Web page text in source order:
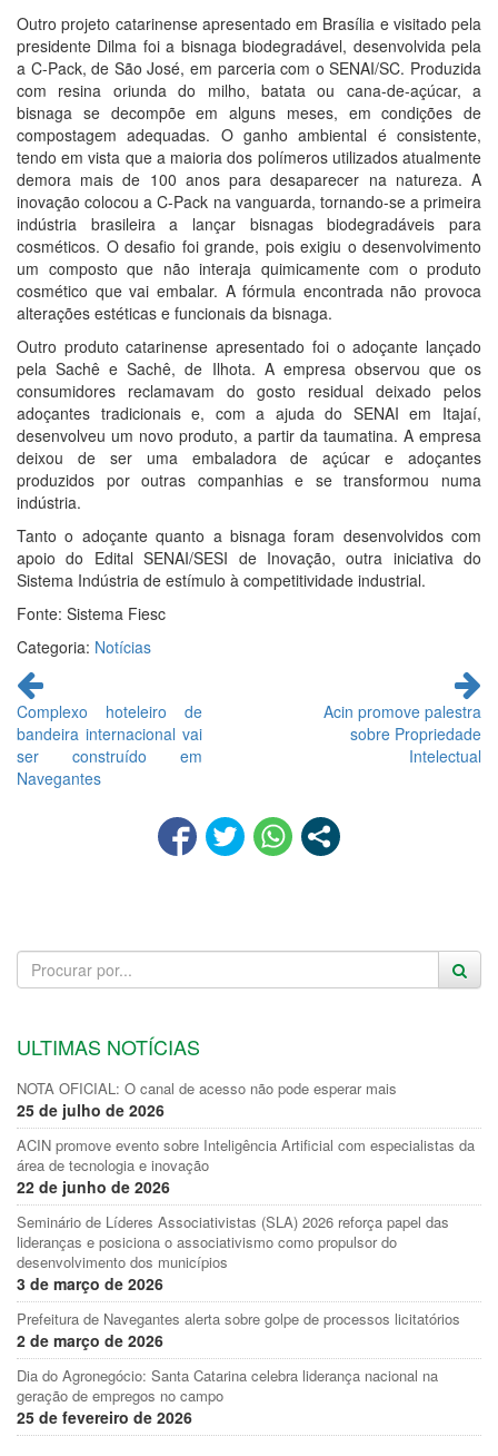
Outro projeto catarinense apresentado em Brasília e visitado pela
presidente Dilma foi a bisnaga biodegradável, desenvolvida pela
a C-Pack, de São José, em parceria com o SENAI/SC. Produzida
com resina oriunda do milho, batata ou cana-de-açúcar, a
bisnaga se decompõe em alguns meses, em condições de
compostagem adequadas. O ganho ambiental é consistente,
tendo em vista que a maioria dos polímeros utilizados atualmente
demora mais de 100 anos para desaparecer na natureza. A
inovação colocou a C-Pack na vanguarda, tornando-se a primeira
indústria brasileira a lançar bisnagas biodegradáveis para
cosméticos. O desafio foi grande, pois exigiu o desenvolvimento
um composto que não interaja quimicamente com o produto
cosmético que vai embalar. A fórmula encontrada não provoca
alterações estéticas e funcionais da bisnaga.
Outro produto catarinense apresentado foi o adoçante lançado
pela Sachê e Sachê, de Ilhota. A empresa observou que os
consumidores reclamavam do gosto residual deixado pelos
adoçantes tradicionais e, com a ajuda do SENAI em Itajaí,
desenvolveu um novo produto, a partir da taumatina. A empresa
deixou de ser uma embaladora de açúcar e adoçantes
produzidos por outras companhias e se transformou numa
indústria.
Tanto o adoçante quanto a bisnaga foram desenvolvidos com
apoio do Edital SENAI/SESI de Inovação, outra iniciativa do
Sistema Indústria de estímulo à competitividade industrial.
Fonte: Sistema Fiesc
Categoria: Notícias
Continue
lendo
Complexo hoteleiro de
bandeira internacional vai
ser construído em
Navegantes
Acin promove palestra
sobre Propriedade
Intelectual
ULTIMAS NOTÍCIAS
NOTA OFICIAL: O canal de acesso não pode esperar mais
25 de julho de 2026
ACIN promove evento sobre Inteligência Artificial com especialistas da
área de tecnologia e inovação
22 de junho de 2026
Seminário de Líderes Associativistas (SLA) 2026 reforça papel das
lideranças e posiciona o associativismo como propulsor do
desenvolvimento dos municípios
3 de março de 2026
Prefeitura de Navegantes alerta sobre golpe de processos licitatórios
2 de março de 2026
Dia do Agronegócio: Santa Catarina celebra liderança nacional na
geração de empregos no campo
25 de fevereiro de 2026